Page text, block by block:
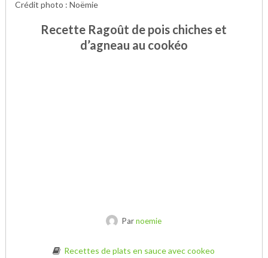
Recette Ragoût de pois chiches et
d’agneau au cookéo
Parnoemie
Recettes de plats en sauce avec cookeo
Crédit photo : Noëmie